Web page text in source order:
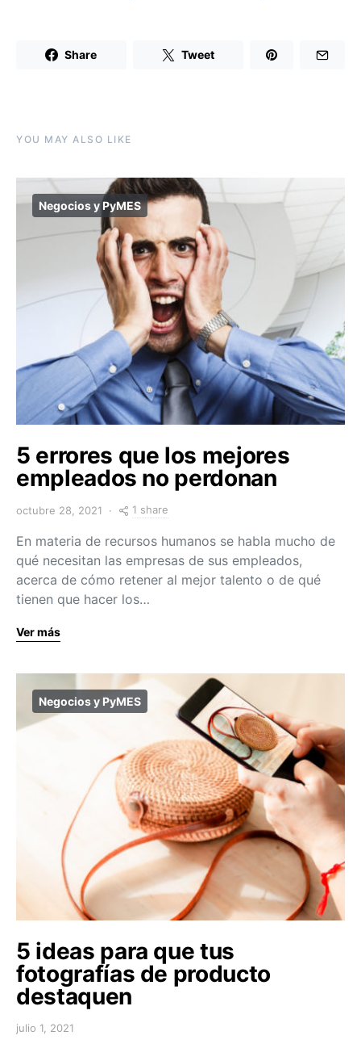
Share Tweet
YOU MAY ALSO LIKE
Negocios y PyMES
5 errores que los mejores
empleados no perdonan
octubre 28, 2021 1 share
En materia de recursos humanos se habla mucho de
qué necesitan las empresas de sus empleados,
acerca de cómo retener al mejor talento o de qué
tienen que hacer los…
Ver más
Negocios y PyMES
5 ideas para que tus
fotografías de producto
destaquen
julio 1, 2021